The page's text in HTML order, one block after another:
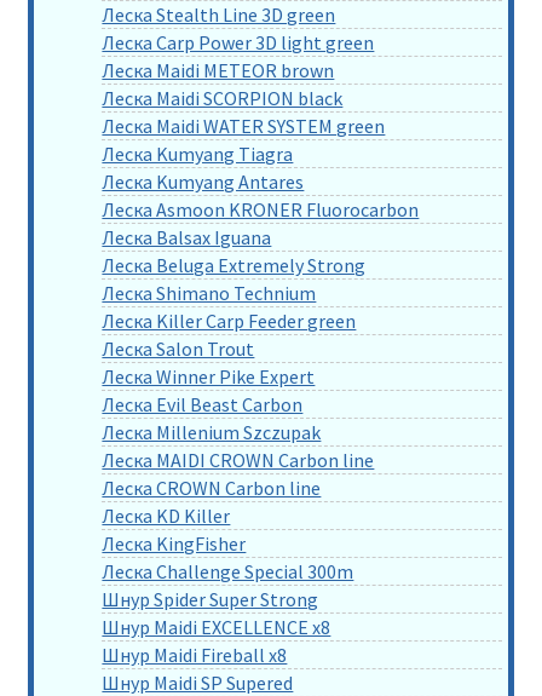
Леска Stealth Line 3D green
Леска Carp Power 3D light green
Леска Maidi METEOR brown
Леска Maidi SCORPION black
Леска Maidi WATER SYSTEM green
Леска Kumyang Tiagra
Леска Kumyang Antares
Леска Asmoon KRONER Fluorocarbon
Леска Balsax Iguana
Леска Beluga Extremely Strong
Леска Shimano Technium
Леска Killer Carp Feeder green
Леска Salon Trout
Леска Winner Pike Expert
Леска Evil Beast Carbon
Леска Millenium Szczupak
Леска MAIDI CROWN Carbon line
Леска CROWN Carbon line
Леска KD Killer
Леска KingFisher
Леска Challenge Special 300m
Шнур Spider Super Strong
Шнур Maidi EXCELLENCE x8
Шнур Maidi Fireball x8
Шнур Maidi SP Supered